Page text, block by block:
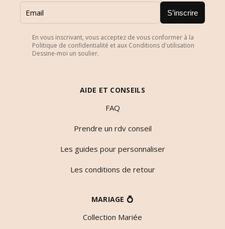
S’inscrire
En vous inscrivant, vous acceptez de vous conformer à la
Politique de confidentialité et aux Conditions d'utilisation
Dessine-moi un soulier.
AIDE ET CONSEILS
FAQ
Prendre un rdv conseil
Les guides pour personnaliser
Les conditions de retour
MARIAGE 💍
Collection Mariée